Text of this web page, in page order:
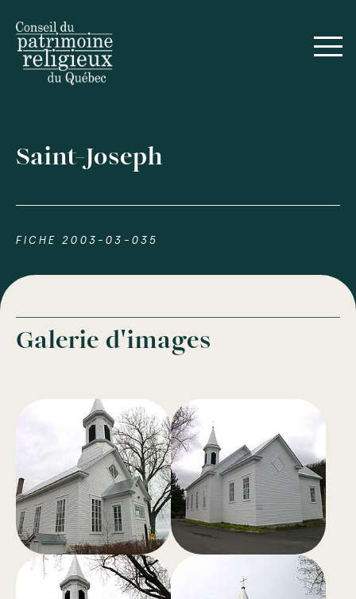
Saint-Joseph
FICHE 2003-03-035
Galerie d'images